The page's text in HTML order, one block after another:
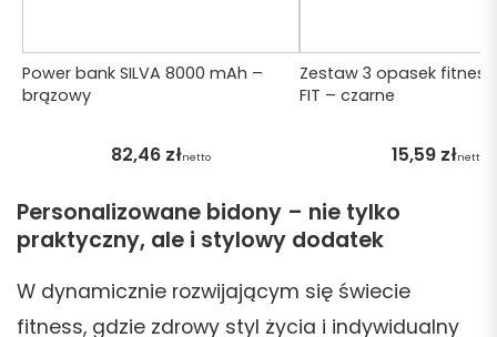
Power bank SILVA 8000 mAh –
brązowy
82,46 złnetto
Zestaw 3 opasek fitness
FIT – czarne
15,59 złnetto
Personalizowane bidony – nie tylko
praktyczny, ale i stylowy dodatek
W dynamicznie rozwijającym się świecie
fitness, gdzie zdrowy styl życia i indywidualny